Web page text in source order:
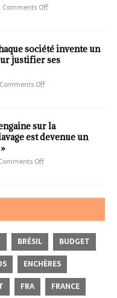
Comments Off
société invente un
justifier ses
Comments Off
sur la
est devenue un
Off
BRÉSIL
BUDGET
ENCHÈRES
FRA FRANCE